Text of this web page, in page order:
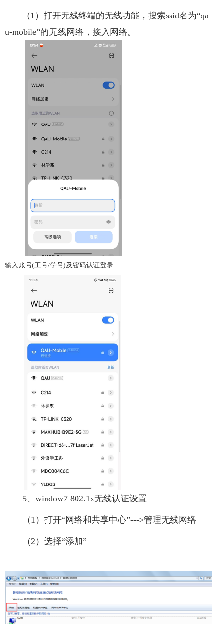
（1）打开无线终端的无线功能，搜索ssid名为“qa
u-mobile”的无线网络，接入网络。
输入账号(工号/学号)及密码认证登录
5、window7 802.1x无线认证设置
（1）打开“网络和共享中心”--->管理无线网络
（2）选择“添加”